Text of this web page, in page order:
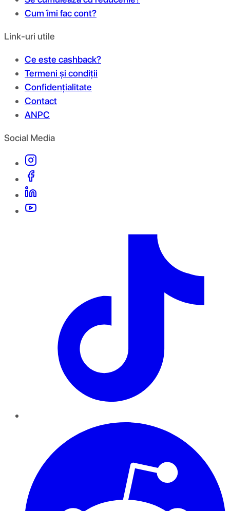
Cum îmi fac cont?
Link-uri utile
Ce este cashback?
Termeni și condiții
Confidențialitate
Contact
ANPC
Social Media